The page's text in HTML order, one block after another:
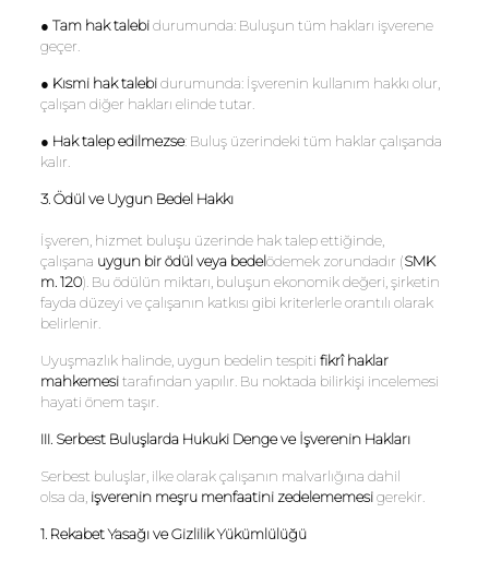
● Tam hak talebidurumunda: Buluşun tüm hakları işverene
geçer.
● Kısmi hak talebidurumunda: İşverenin kullanım hakkı olur,
çalışan diğer hakları elinde tutar.
● Hak talep edilmezse: Buluş üzerindeki tüm haklar çalışanda
kalır.
3. Ödül ve Uygun Bedel Hakkı
İşveren, hizmet buluşu üzerinde hak talep ettiğinde,
çalışana uygun bir ödül veya bedelödemek zorundadır (SMK
m. 120). Bu ödülün miktarı, buluşun ekonomik değeri, şirketin
fayda düzeyi ve çalışanın katkısı gibi kriterlerle orantılı olarak
belirlenir.
Uyuşmazlık halinde, uygun bedelin tespiti fikrî haklar
mahkemesitarafından yapılır. Bu noktada bilirkişi incelemesi
hayati önem taşır.
III. Serbest Buluşlarda Hukuki Denge ve İşverenin Hakları
Serbest buluşlar, ilke olarak çalışanın malvarlığına dahil
olsa da, işverenin meşru menfaatini zedelememesigerekir.
1. Rekabet Yasağı ve Gizlilik Yükümlülüğü